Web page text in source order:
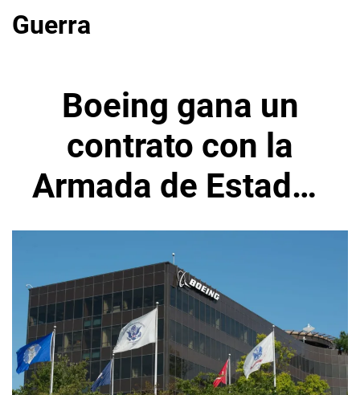
Guerra
Boeing gana un
contrato con la
Armada de Estados
Unidos